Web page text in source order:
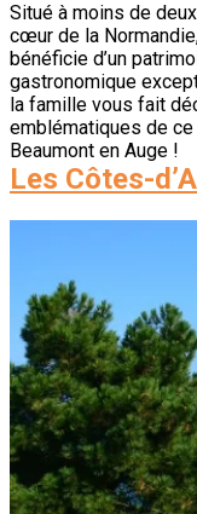
Situé à moins de
cœur de la
bénéficie d’un
gastronomique
la famille vous fait
emblématiques de ce
Beaumont en Auge !
Les Côtes-